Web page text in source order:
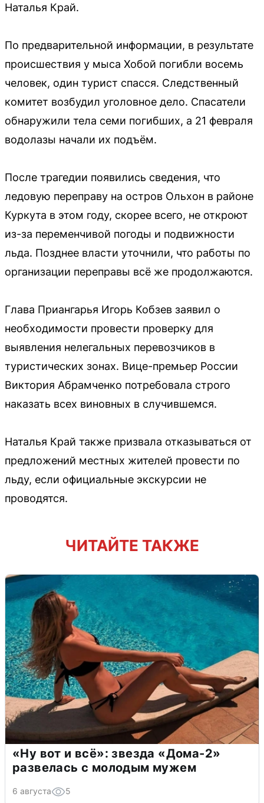
Наталья Край.
По предварительной информации, в результате
происшествия у мыса Хобой погибли восемь
человек, один турист спасся. Следственный
комитет возбудил уголовное дело. Спасатели
обнаружили тела семи погибших, а 21 февраля
водолазы начали их подъём.
После трагедии появились сведения, что
ледовую переправу на остров Ольхон в районе
Куркута в этом году, скорее всего, не откроют
из-за переменчивой погоды и подвижности
льда. Позднее власти уточнили, что работы по
организации переправы всё же продолжаются.
Глава Приангарья Игорь Кобзев заявил о
необходимости провести проверку для
выявления нелегальных перевозчиков в
туристических зонах. Вице-премьер России
Виктория Абрамченко потребовала строго
наказать всех виновных в случившемся.
Наталья Край также призвала отказываться от
предложений местных жителей провести по
льду, если официальные экскурсии не
проводятся.
ЧИТАЙТЕ ТАКЖЕ
«Ну вот и всё»: звезда «Дома-2»
развелась с молодым мужем
6 августа 5